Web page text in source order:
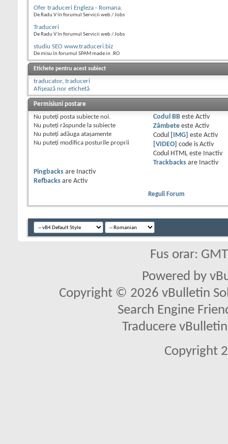
Ofer traduceri Engleza - Romana.
De Radu V în forumul Servicii web / Jobs
Traduceri
De Radu V în forumul Servicii web / Jobs
studiu SEO www.traduceri.biz
De misu în forumul SPAM made in .RO
Etichete pentru acest subiect
traducator, traduceri
Afișează nor etichetă
Permisiuni postare
Nu puteţi posta subiecte noi.
Nu puteţi răspunde la subiecte
Nu puteţi adăuga ataşamente
Nu puteţi modifica posturile proprii
Codul BBeste Activ
Zâmbeteeste Activ
Codul
[IMG] este Activ
[VIDEO]
code is Activ
Codul HTML este
Inactiv
Trackbacksare
Inactiv
Pingbacks are
Inactiv
Refbacks are Activ
Reguli Forum
Fus orar:
Powered by
Copyright © 2026 vBulletin
Search Engine
Traducere
Copyright